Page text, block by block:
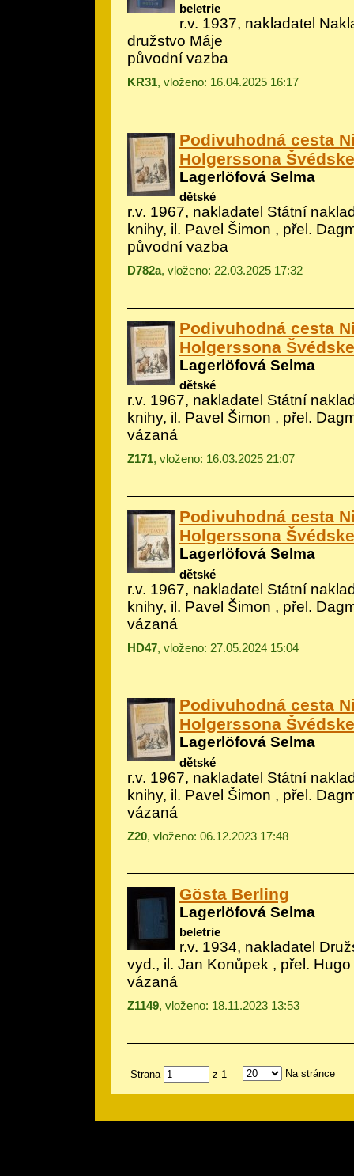
beletrie
r.v. 1937, nakladatel
družstvo Máje
původní vazba
KR31, vloženo: 16.04.2025 16:17
Podivuhodná cesta
Holgerssona
Lagerlöfová Selma
dětské
r.v. 1967, nakladatel Státní
knihy, il. Pavel Šimon , přel.
původní vazba
D782a, vloženo: 22.03.2025 17:32
Podivuhodná cesta
Holgerssona
Lagerlöfová Selma
dětské
r.v. 1967, nakladatel Státní
knihy, il. Pavel Šimon , přel.
vázaná
Z171, vloženo: 16.03.2025 21:07
Podivuhodná cesta
Holgerssona
Lagerlöfová Selma
dětské
r.v. 1967, nakladatel Státní
knihy, il. Pavel Šimon , přel.
vázaná
HD47, vloženo: 27.05.2024 15:04
Podivuhodná cesta
Holgerssona
Lagerlöfová Selma
dětské
r.v. 1967, nakladatel Státní
knihy, il. Pavel Šimon , přel.
vázaná
Z20, vloženo: 06.12.2023 17:48
Gösta Berling
Lagerlöfová Selma
beletrie
r.v. 1934, nakladatel
vyd., il. Jan Konůpek , přel.
vázaná
Z1149, vloženo: 18.11.2023 13:53
Strana z 1 Na stránce